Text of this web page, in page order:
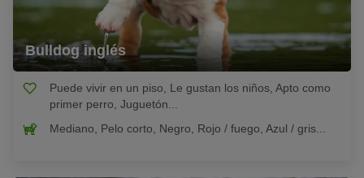
Bulldog inglés
Puede vivir en un piso, Le gustan los niños, Apto como
primer perro, Juguetón...
Mediano, Pelo corto, Negro, Rojo / fuego, Azul / gris...